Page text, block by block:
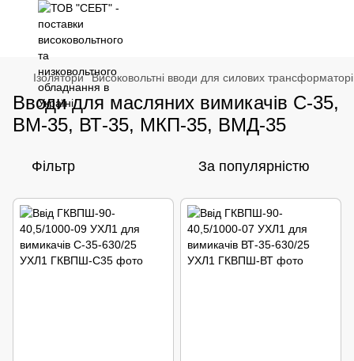
Ізолятори Високовольтні вводи для силових
Вводи для масляних вимикачів С-35,
ВМ-35, ВТ-35, МКП-35, ВМД-35
Фільтр За популярністю